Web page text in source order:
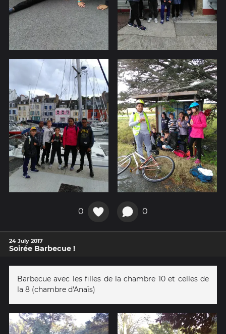
0 0
24 July 2017
Soirée Barbecue !
Barbecue avec les filles de la chambre 10 et celles de
la 8 (chambre d'Anaïs)